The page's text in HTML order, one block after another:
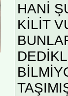
HANİ
KİLİT